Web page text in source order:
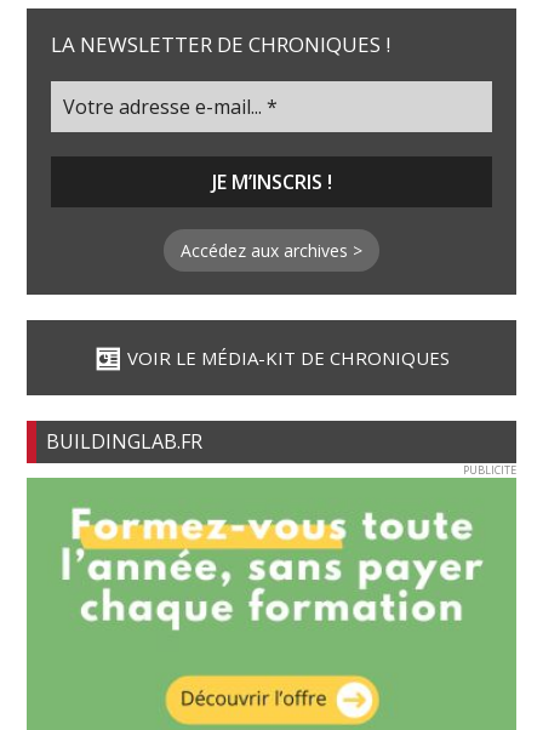
LA NEWSLETTER DE CHRONIQUES !
Accédez aux archives >
VOIR LE MÉDIA-KIT DE CHRONIQUES
BUILDINGLAB.FR
PUBLICITE